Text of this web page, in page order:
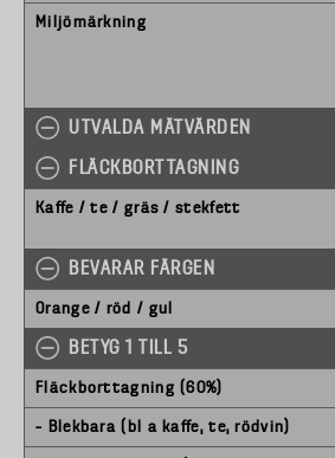
Miljömärkning
UTVALDA MÄTVÄRDEN
FLÄCKBORTTAGNING
Kaffe / te / gräs / stekfett
BEVARAR FÄRGEN
Orange / röd / gul
BETYG 1 TILL 5
Fläckborttagning (60%)
– Blekbara (bl a kaffe, te, rödvin)